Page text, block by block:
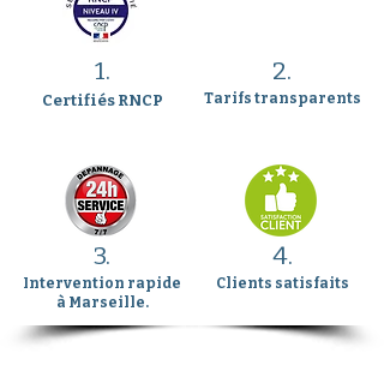
1. 2.
Certifiés RNCP Tarifs transparents
3. 4.
Intervention rapide
à Marseille.
Clients satisfaits